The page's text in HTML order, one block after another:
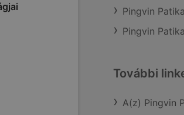
Pingvin
Pingvin
További
A(z) Pingvin